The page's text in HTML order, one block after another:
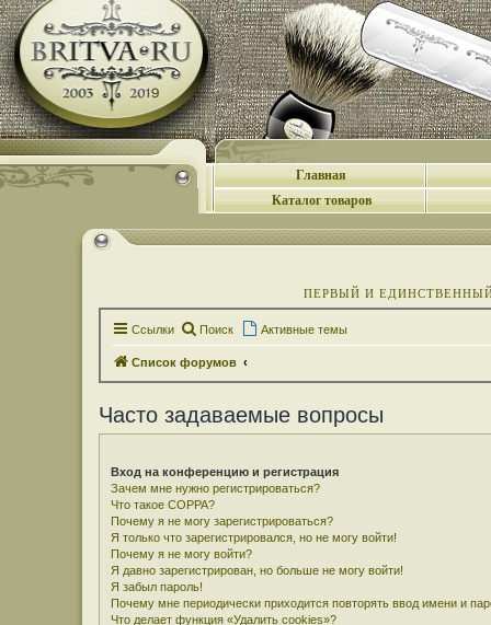
Главная
Каталог товаров
ПЕРВЫЙ И
Ссылки Поиск Активные темы
Список форумов
Часто задаваемые вопросы
Вход на конференцию и регистрация
Зачем мне нужно регистрироваться?
Что такое COPPA?
Почему я не могу зарегистрироваться?
Я только что зарегистрировался, но не могу войти!
Почему я не могу войти?
Я давно зарегистрирован, но больше не могу войти!
Я забыл пароль!
Почему мне периодически приходится повторять ввод имени и
Что делает функция «Удалить cookies»?